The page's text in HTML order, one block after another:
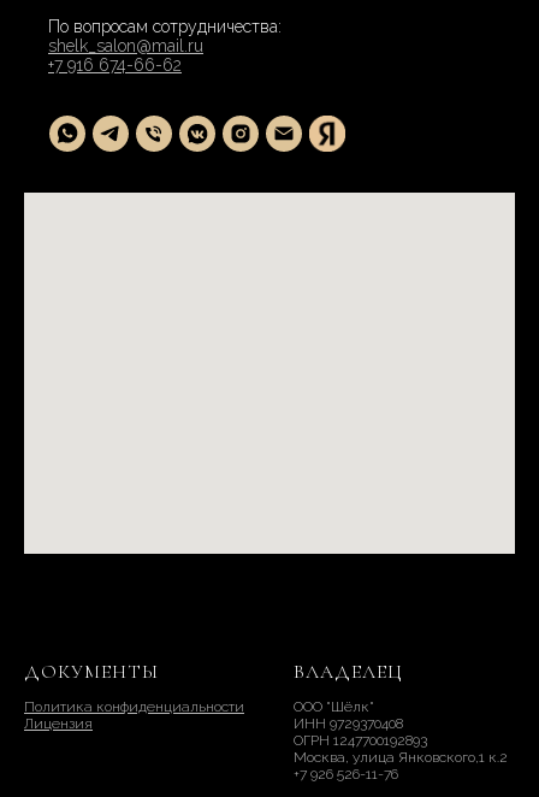
По вопросам сотрудничества:
shelk_salon@mail.ru
+7 916 674-66-62
ДОКУМЕНТЫ
Политика конфиденциальности
Лицензия
ВЛАДЕЛЕЦ
ООО "Шёлк"
ИНН 9729370408
ОГРН 1247700192893
Москва, улица Янковского,1 к.2
+7 926 526-11-76